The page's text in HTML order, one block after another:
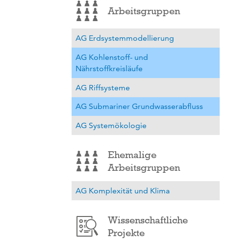
Arbeitsgruppen
AG Erdsystemmodellierung
AG Kohlenstoff- und
Nährstoffkreisläufe
AG Riffsysteme
AG Submariner Grundwasserabfluss
AG Systemökologie
Ehemalige
Arbeitsgruppen
AG Komplexität und Klima
Wissenschaftliche
Projekte